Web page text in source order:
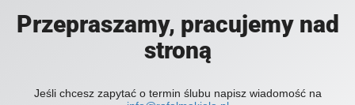
Przepraszamy, pracujemy nad
stroną
Jeśli chcesz zapytać o termin ślubu napisz wiadomość na